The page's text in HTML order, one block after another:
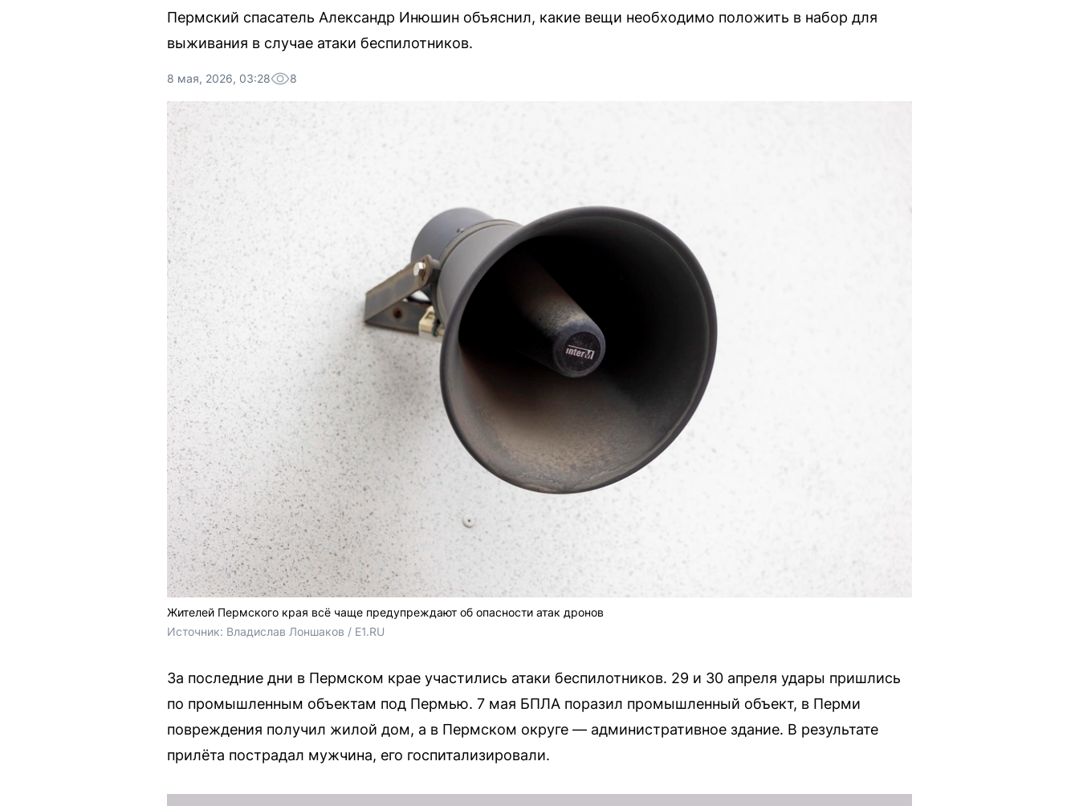
Пермский спасатель Александр Инюшин объяснил, какие вещи необходимо положить в набор для
выживания в случае атаки беспилотников.
8 мая, 2026, 03:28 8
Жителей Пермского края всё чаще предупреждают об опасности атак дронов
Источник: Владислав Лоншаков / E1.RU
За последние дни в Пермском крае участились атаки беспилотников. 29 и 30 апреля удары пришлись
по промышленным объектам под Пермью. 7 мая БПЛА поразил промышленный объект, в Перми
повреждения получил жилой дом, а в Пермском округе — административное здание. В результате
прилёта пострадал мужчина, его госпитализировали.